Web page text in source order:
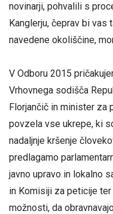
novinarji, pohvalili s
Kanglerju, čeprav bi
navedene okoliščine,
V Odboru 2015
Vrhovnega sodišča
Florjančič in minister za
povzela vse ukrepe, ki
nadaljnje kršenje
predlagamo
javno upravo in lokalno
in Komisiji za peticije
možnosti, da